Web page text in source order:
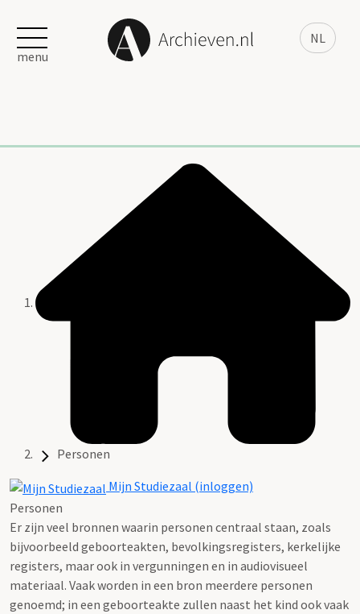
NL
menu
Personen
Mijn Studiezaal (inloggen)
Personen
Er zijn veel bronnen waarin personen centraal staan, zoals
bijvoorbeeld geboorteakten, bevolkingsregisters, kerkelijke
registers, maar ook in vergunningen en in audiovisueel
materiaal. Vaak worden in een bron meerdere personen
genoemd; in een geboorteakte zullen naast het kind ook vaak